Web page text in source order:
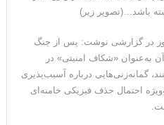
خبر خوبی برای
چنین برمیآید که توافقی به دست
به پاسدار احمد وحیدی، سرکرده
باشد…(تصویر زیر)
در گزارشی نوشت: پس از جنگ
آن به‌عنوان «شکاف امنیتی» در
گمانه‌زنی‌هایی درباره آسیب‌پذیری
احتمال حذف فیزیکی خامنه‌ای